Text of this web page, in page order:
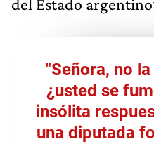
del Estado
"Señora, no
¿usted se
insólita
una diputada